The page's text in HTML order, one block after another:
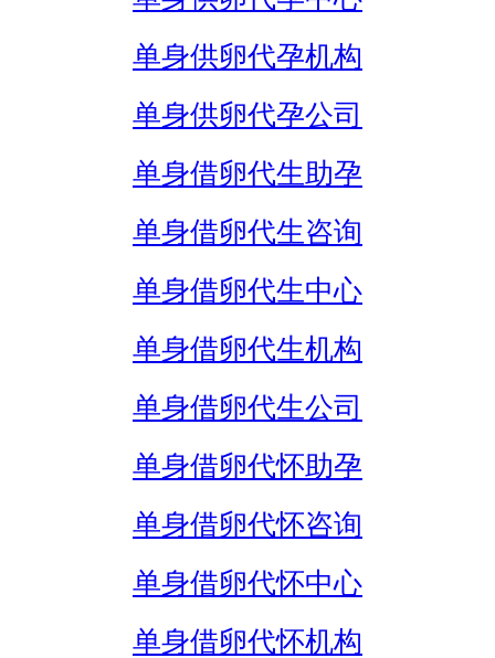
单身供卵代孕机构
单身供卵代孕公司
单身借卵代生助孕
单身借卵代生咨询
单身借卵代生中心
单身借卵代生机构
单身借卵代生公司
单身借卵代怀助孕
单身借卵代怀咨询
单身借卵代怀中心
单身借卵代怀机构